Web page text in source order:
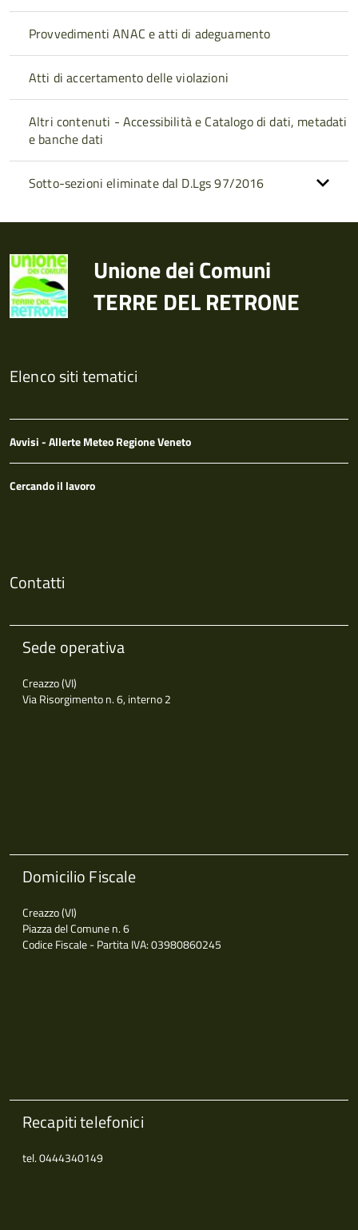
Provvedimenti ANAC e atti di adeguamento
Atti di accertamento delle violazioni
Altri contenuti - Accessibilità e Catalogo di dati, metadati
e banche dati
Sotto-sezioni eliminate dal D.Lgs 97/2016
Unione dei Comuni
TERRE DEL RETRONE
Elenco siti tematici
Avvisi - Allerte Meteo Regione Veneto
Cercando il lavoro
Contatti
Sede operativa
Creazzo (VI)
Via Risorgimento n. 6, interno 2
Domicilio Fiscale
Creazzo (VI)
Piazza del Comune n. 6
Codice Fiscale - Partita IVA: 03980860245
Recapiti telefonici
tel. 0444340149